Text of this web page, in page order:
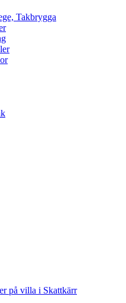
Takbrygga
på villa i Skattkärr